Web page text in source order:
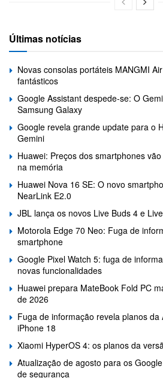
Últimas notícias
Novas consolas portáteis MANGMI
fantásticos
Google Assistant despede-se: O
Samsung Galaxy
Google revela grande update para o
Gemini
Huawei: Preços dos smartphones
na memória
Huawei Nova 16 SE: O novo
NearLink E2.0
JBL lança os novos Live Buds 4 e
Motorola Edge 70 Neo: Fuga de
smartphone
Google Pixel Watch 5: fuga de
novas funcionalidades
Huawei prepara MateBook Fold PC
de 2026
Fuga de informação revela planos
iPhone 18
Xiaomi HyperOS 4: os planos da
Atualização de agosto para os
de segurança